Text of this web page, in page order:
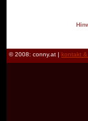
© 2008: conny.at | kontakt